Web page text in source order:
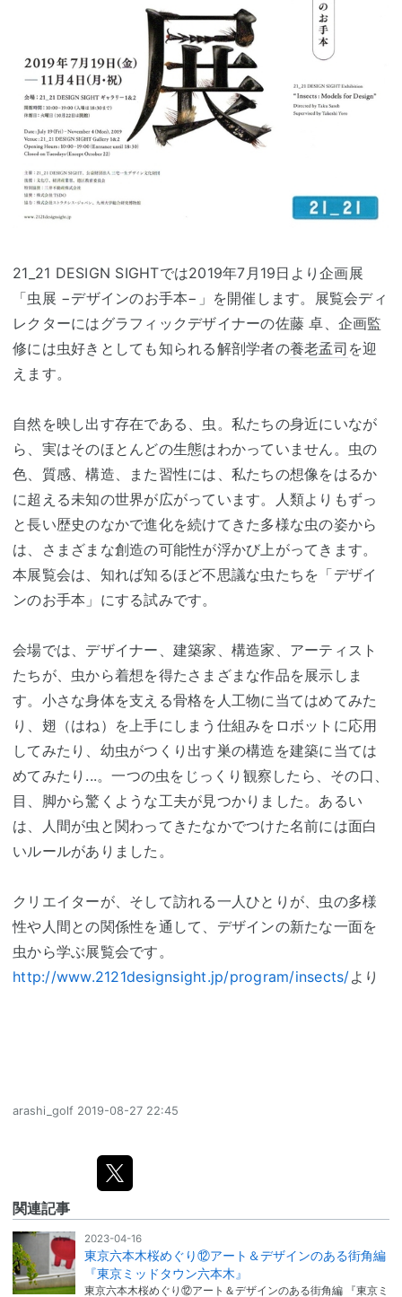
21_21 DESIGN SIGHTでは2019年7月19日より企画展
「虫展 −デザインのお手本−」を開催します。展覧会ディ
レクターにはグラフィックデザイナーの佐藤 卓、企画監
修には虫好きとしても知られる解剖学者の養老孟司 を迎
えます。
自然を映し出す存在である、虫。私たちの身近にいなが
ら、実はそのほとんどの生態はわかっていません。虫の
色、質感、構造、また習性には、私たちの想像をはるか
に超える未知の世界が広がっています。人類よりもずっ
と長い歴史のなかで進化を続けてきた多様な虫の姿から
は、さまざまな創造の可能性が浮かび上がってきます。
本展覧会は、知れば知るほど不思議な虫たちを「デザイ
ンのお手本」にする試みです。
会場では、デザイナー、建築家、構造家、アーティスト
たちが、虫から着想を得たさまざまな作品を展示しま
す。小さな身体を支える骨格を人工物に当てはめてみた
り、翅（はね）を上手にしまう仕組みをロボットに応用
してみたり、幼虫がつくり出す巣の構造を建築に当ては
めてみたり...。一つの虫をじっくり観察したら、その口、
目、脚から驚くような工夫が見つかりました。あるい
は、人間が虫と関わってきたなかでつけた名前には面白
いルールがありました。
クリエイターが、そして訪れる一人ひとりが、虫の多様
性や人間との関係性を通して、デザインの新たな一面を
虫から学ぶ展覧会です。
http://www.2121designsight.jp/program/insects/より
arashi_golf 2019-08-27 22:45
関連記事
2023-04-16
東京六本木桜めぐり⑫アート＆デザインのある街角編
『東京ミッドタウン六本木』
東京六本木桜めぐり⑫アート＆デザインのある街角編 『東京ミ